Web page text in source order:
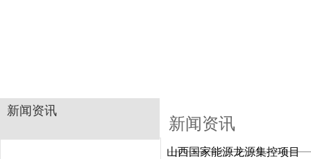
新闻资讯
新闻资讯
山西国家能源龙源集控项目